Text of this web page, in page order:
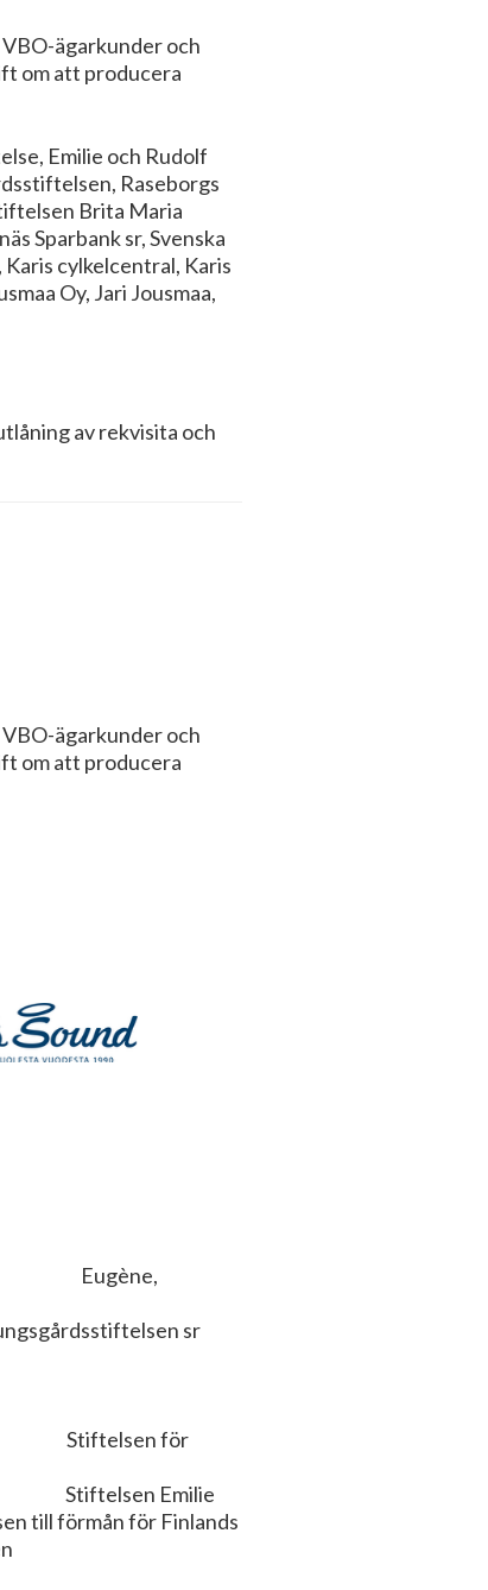
ägarkunder och
om att producera
Emilie och Rudolf
Raseborgs
Brita Maria
Sparbank sr, Svenska
cylkelcentral, Karis
Oy, Jari Jousmaa,
av rekvisita och
ägarkunder och
om att producera
sr
för
Emilie
för Finlands